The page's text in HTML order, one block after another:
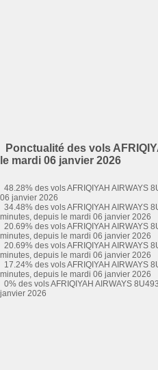
Ponctualité des vols
le mardi 06 janvier 2026
48.28% des vols AFRIQIYAH AIRWAYS
06 janvier 2026
34.48% des vols AFRIQIYAH AIRWAYS
minutes, depuis le mardi 06 janvier 2026
20.69% des vols AFRIQIYAH AIRWAYS
minutes, depuis le mardi 06 janvier 2026
20.69% des vols AFRIQIYAH AIRWAYS
minutes, depuis le mardi 06 janvier 2026
17.24% des vols AFRIQIYAH AIRWAYS
minutes, depuis le mardi 06 janvier 2026
0% des vols AFRIQIYAH AIRWAYS
janvier 2026